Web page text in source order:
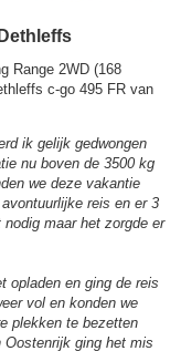
Range 2WD (168
c-go 495 FR van
ik gelijk gedwongen
nu boven de 3500 kg
we deze vakantie
reis en er 3
maar het zorgde er
opladen en ging de reis
vol en konden we
plekken te bezetten
ging het mis